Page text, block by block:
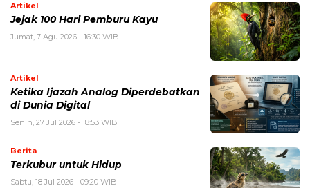
Artikel
Jejak 100 Hari Pemburu Kayu
Jumat, 7 Agu 2026 - 16:30 WIB
Artikel
Ketika Ijazah Analog Diperdebatkan
di Dunia Digital
Senin, 27 Jul 2026 - 18:53 WIB
Berita
Terkubur untuk Hidup
Sabtu, 18 Jul 2026 - 09:20 WIB